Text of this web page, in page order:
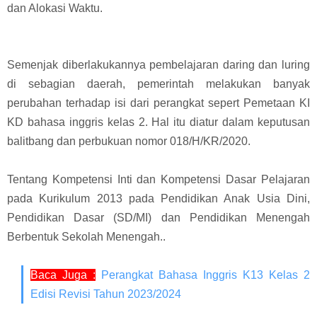
dan Alokasi Waktu.
Semenjak diberlakukannya pembelajaran daring dan luring
di sebagian daerah, pemerintah melakukan banyak
perubahan terhadap isi dari perangkat sepert Pemetaan KI
KD bahasa inggris kelas 2. Hal itu diatur dalam keputusan
balitbang dan perbukuan nomor 018/H/KR/2020.
Tentang Kompetensi Inti dan Kompetensi Dasar Pelajaran
pada Kurikulum 2013 pada Pendidikan Anak Usia Dini,
Pendidikan Dasar (SD/MI) dan Pendidikan Menengah
Berbentuk Sekolah Menengah..
Baca Juga :
Perangkat Bahasa Inggris K13 Kelas 2
Edisi Revisi Tahun 2023/2024